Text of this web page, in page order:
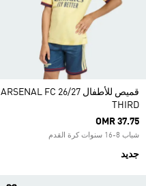
قميص للأطفال ARSENAL FC 26/27
THIRD
OMR 37.75
شباب 8-16 سنوات كرة القدم
جديد